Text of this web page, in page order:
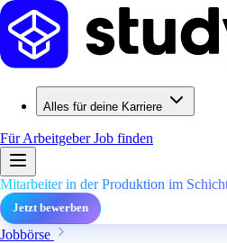
Alles für deine Karriere
Für ArbeitgeberJob finden
Mitarbeiter in der Produktion im
Jetzt bewerben
Jobbörse